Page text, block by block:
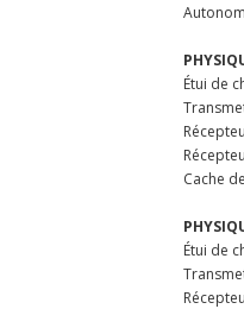
Étui de
Cache
Étui de